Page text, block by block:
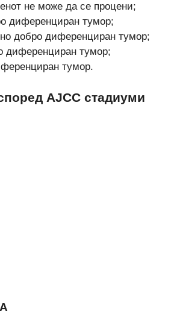
не може да се процени;
диференциран тумор;
добро диференциран тумор;
диференциран тумор;
тумор.
AJCC стадиуми